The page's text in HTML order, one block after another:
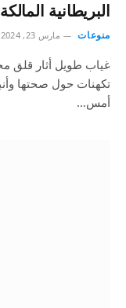
البريطانية
منوعات مارس 23, 2024
غياب طويل أثار قلق
تكهنات حول صحتها
أمس…